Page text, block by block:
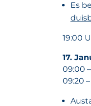
Es
19:00
17.
09:00
09:20